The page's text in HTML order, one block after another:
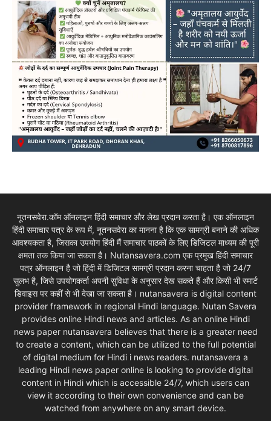
नूतनसवेरा.कॉम ऑनलाइन हिंदी समाचार और लेख प्रदान करता है। एक ऑनलाइन
हिंदी समाचार पत्र के रूप में, नूतनसवेरा का मानना है कि एक सामग्री बनाने की अधिक
आवश्यकता है, जिसका उपयोग हिंदी मैं समाचार पाठकों के लिए डिजिटल माध्यम की पूरी
क्षमता तक किया जा सकता है। Nutansavera.com एक प्रमुख हिंदी समाचार
पत्र ऑनलाइन है जो हिंदी में डिजिटल सामग्री प्रदान करना चाहता है जो 24/7
सुलभ है, जिसे उपयोगकर्ता अपनी सुविधा के अनुसार देख सकते हैं और किसी भी स्मार्ट
डिवाइस पर कहीं से भी देखा जा सकता है। nutansavera is digital content
provider framework in regional Hindi language. Nutan Savera
provides online Hindi news and articles. As an online Hindi
news paper nutansavera believes that there is a greater need
to create a content, which can be utilized to the full potential
of digital medium for Hindi i news readers. nutansavera a
leading Hindi news paper online is looking to provide digital
content in Hindi which is accessible 24/7, which users can
view it according to their own convenience and can be
watched from anywhere on any smart device.